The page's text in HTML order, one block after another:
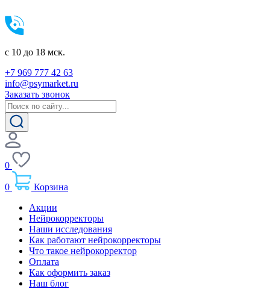
c 10 до 18 мск.
+7 969 777 42 63
info@psymarket.ru
Заказать звонок
0
0
Корзина
Акции
Нейрокорректоры
Наши исследования
Как работают нейрокорректоры
Что такое нейрокорректор
Оплата
Как оформить заказ
Наш блог